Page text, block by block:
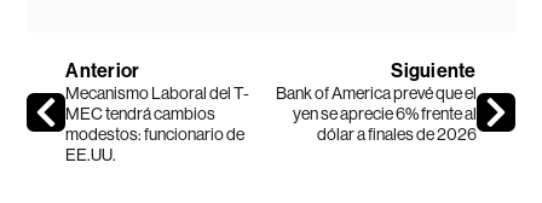
Anterior
Mecanismo Laboral del T-
MEC tendrá cambios
modestos: funcionario de
EE.UU.
Siguiente
Bank of America prevé que el
yen se aprecie 6% frente al
dólar a finales de 2026